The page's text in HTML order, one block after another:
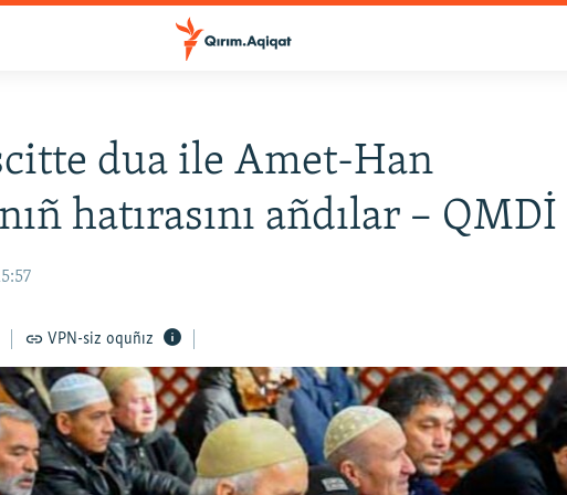
dua ile Amet-Han
hatırasını añdılar – QMDİ
VPN-siz oquñız